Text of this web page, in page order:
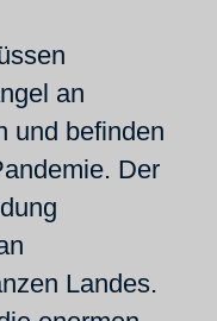
an
und befinden
Der
Landes.